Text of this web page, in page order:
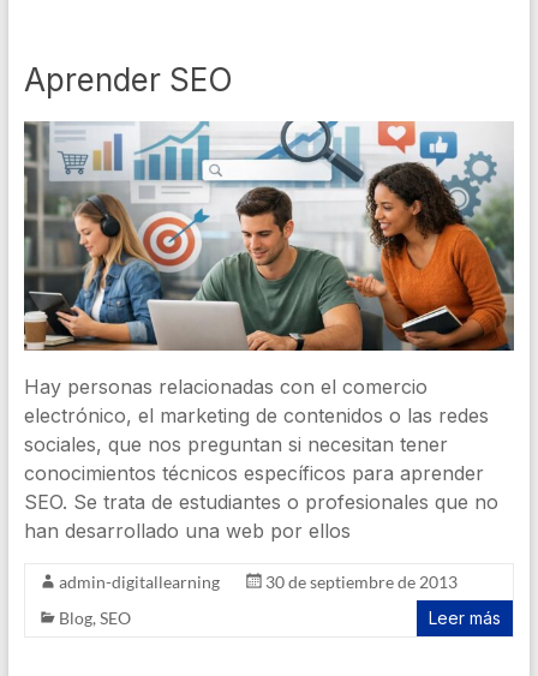
Aprender SEO
Hay personas relacionadas con el comercio
electrónico, el marketing de contenidos o las redes
sociales, que nos preguntan si necesitan tener
conocimientos técnicos específicos para aprender
SEO. Se trata de estudiantes o profesionales que no
han desarrollado una web por ellos
admin-digitallearning
30 de septiembre de 2013
Blog, SEO Leer más